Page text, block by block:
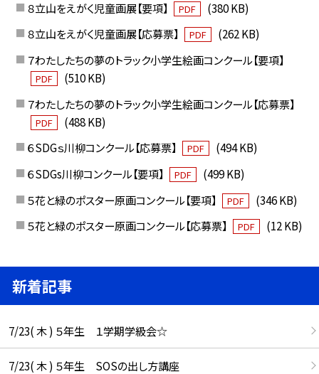
８立山をえがく児童画展【要項】 PDF
(380 KB)
８立山をえがく児童画展【応募票】
PDF
(262 KB)
７わたしたちの夢のトラック小学生絵画コンクール【要項】
PDF
(510 KB)
７わたしたちの夢のトラック小学生絵画コンクール【応募票】
PDF
(488 KB)
６SDGｓ川柳コンクール【応募票】
PDF
(494 KB)
６SDGs川柳コンクール【要項】
PDF
(499 KB)
５花と緑のポスター原画コンクール【要項】
PDF
(346 KB)
５花と緑のポスター原画コンクール【応募票】
PDF (12 KB)
新着記事
7/23( 木 ) ５年生 １学期学級会☆
7/23( 木 ) ５年生 SOSの出し方講座